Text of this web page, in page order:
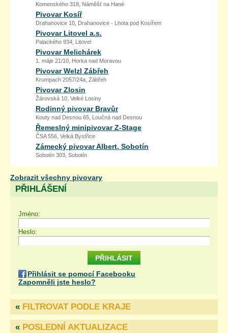
Komenského 318, Náměšť na Hané
Pivovar Kosíř
Drahanovice 10, Drahanovice - Lhota pod Kosířem
Pivovar Litovel a.s.
Palackého 934, Litovel
Pivovar Melichárek
1. máje 21/10, Horka nad Moravou
Pivovar Welzl Zábřeh
Krumpach 2057/24a, Zábřeh
Pivovar Zlosin
Žárovská 10, Velké Losiny
Rodinný pivovar Bravůr
Kouty nad Desnou 65, Loučná nad Desnou
Řemeslný minipivovar Z-Stage
ČSA 556, Velká Bystřice
Zámecký pivovar Albert, Sobotín
Sobotín 303, Sobotín
Zobrazit všechny pivovary
PŘIHLÁŠENÍ
Jméno:
Heslo:
Přihlásit se pomocí Facebooku
Zapomněli jste heslo?
« FILTROVAT PODLE KRAJE
« POSLEDNÍ AKTUALIZACE